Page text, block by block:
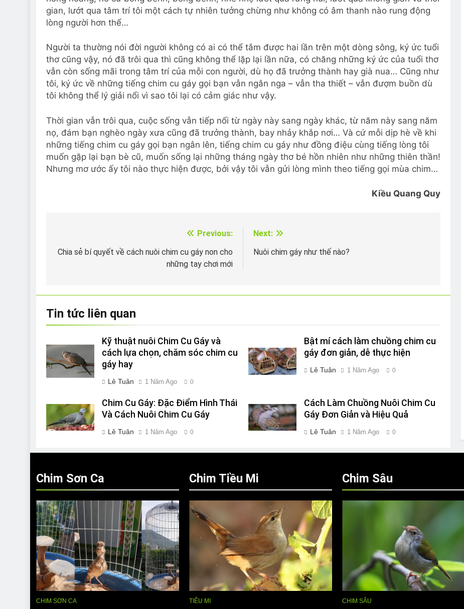
gian, lướt qua tâm trí tôi một cách tự nhiên tưởng chừng như không có âm thanh nào rung động
lòng người hơn thế…
Người ta thường nói đời người không có ai có thể tắm được hai lần trên một dòng sông, ký ức tuổi
thơ cũng vậy, nó đã trôi qua thì cũng không thể lặp lại lần nữa, có chăng những ký ức của tuổi thơ
vẫn còn sống mãi trong tâm trí của mỗi con người, dù họ đã trưởng thành hay già nua… Cũng như
tôi, ký ức về những tiếng chim cu gáy gọi bạn vẫn ngân nga – vẫn tha thiết – vẫn đượm buồn dù
tôi không thể lý giải nổi vì sao tôi lại có cảm giác như vậy.
Thời gian vẫn trôi qua, cuộc sống vẫn tiếp nối từ ngày này sang ngày khác, từ năm này sang năm
nọ, đám bạn nghèo ngày xưa cũng đã trưởng thành, bay nhảy khắp nơi… Và cứ mỗi dịp hè về khi
những tiếng chim cu gáy gọi bạn ngân lên, tiếng chim cu gáy như đồng điệu cùng tiếng lòng tôi
muốn gặp lại bạn bè cũ, muốn sống lại những tháng ngày thơ bé hồn nhiên như những thiên thần!
Nhưng mơ ước ấy tôi nào thực hiện được, bởi vậy tôi vẫn gửi lòng mình theo tiếng gọi mùa chim…
Kiều Quang Quy
hướng
Previous:
Chia sẻ bí quyết về cách nuôi chim cu gáy non cho
những tay chơi mới
Next:
Nuôi chim gáy như thế nào?
Tin tức liên quan
Kỹ thuật nuôi Chim Cu Gáy và
cách lựa chọn, chăm sóc chim cu
gáy hay
Lê Tuân 1 Năm Ago 0
Bật mí cách làm chuồng chim cu
gáy đơn giản, dễ thực hiện
Lê Tuân 1 Năm Ago 0
Chim Cu Gáy: Đặc Điểm Hình Thái
Và Cách Nuôi Chim Cu Gáy
Lê Tuân 1 Năm Ago 0
Cách Làm Chuồng Nuôi Chim Cu
Gáy Đơn Giản và Hiệu Quả
Lê Tuân 1 Năm Ago 0
Chim Sơn Ca
CHIM SƠN CA
Chim Tiều Mi
TIỂU MI
Chim Sâu
CHIM SÂU